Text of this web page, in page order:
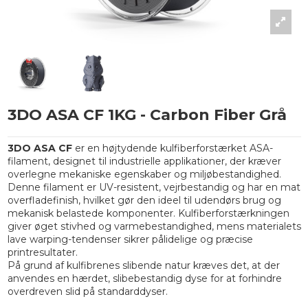
3DO ASA CF 1KG - Carbon Fiber Grå
3DO ASA CFer en højtydende kulfiberforstærket ASA-
filament, designet til industrielle applikationer, der kræver
overlegne mekaniske egenskaber og miljøbestandighed.
Denne filament er UV-resistent, vejrbestandig og har en mat
overfladefinish, hvilket gør den ideel til udendørs brug og
mekanisk belastede komponenter. Kulfiberforstærkningen
giver øget stivhed og varmebestandighed, mens materialets
lave warping-tendenser sikrer pålidelige og præcise
printresultater.
På grund af kulfibrenes slibende natur kræves det, at der
anvendes en hærdet, slibebestandig dyse for at forhindre
overdreven slid på standarddyser.